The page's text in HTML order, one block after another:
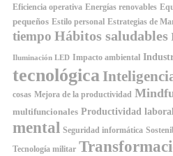
Eficiencia operativa Energías renovables
pequeños Estilo personal Estrategias de
tiempo Hábitos saludables
Iluminación LED Impacto ambiental
tecnológica
cosas Mejora de la productividad
multifuncionales Productividad laboral
mental Seguridad informática
Tecnología militar